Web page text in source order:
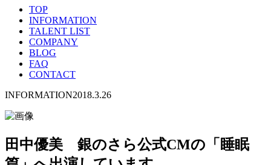
TOP
INFORMATION
TALENT LIST
COMPANY
BLOG
FAQ
CONTACT
INFORMATION2018.3.26
田中優美 銀のさら公式CMの「睡眠